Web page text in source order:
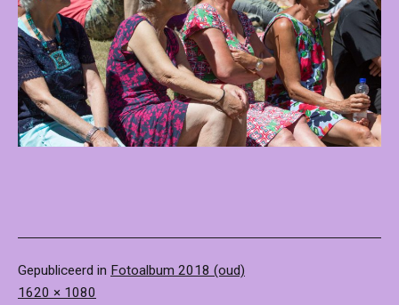
Gepubliceerd in Fotoalbum 2018 (oud)
Volledige
1620 × 1080